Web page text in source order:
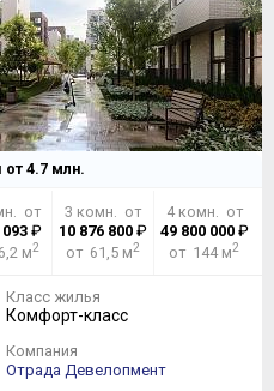
от4.7 млн.
от
093₽
м2
3 комн. от
10 876 800 ₽
от 61,5 м2
4 комн. от
49 800 000₽
от 144 м2
Класс жилья
Комфорт-класс
Компания
Отрада Девелопмент